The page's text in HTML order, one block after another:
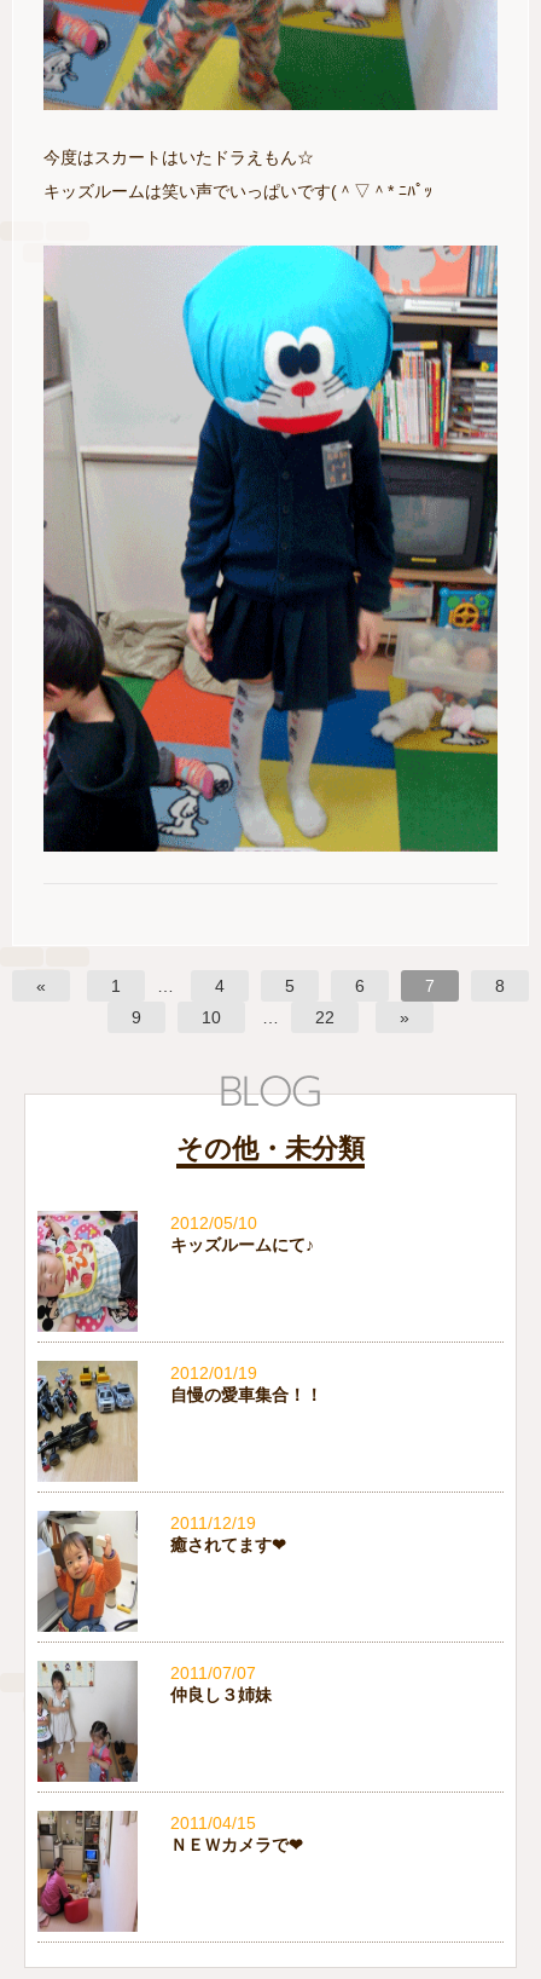
今度はスカートはいたドラえもん☆
キッズルームは笑い声でいっぱいです(＾▽＾* ﾆﾊﾟｯ
« 1 … 4 5 6 7
8
9
10 … 22 »
その他・未分類
2012/05/10
キッズルームにて♪
2012/01/19
自慢の愛車集合！！
2011/12/19
癒されてます❤
2011/07/07
仲良し３姉妹
2011/04/15
ＮＥＷカメラで❤